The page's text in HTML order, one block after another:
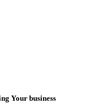
Your business